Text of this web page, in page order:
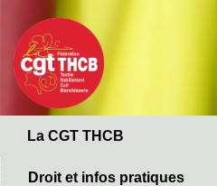
contenu
principal
La CGT THCB
Droit et infos pratiques